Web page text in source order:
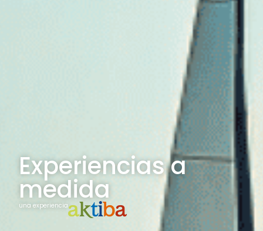
Experiencias a
medida
una experiencia